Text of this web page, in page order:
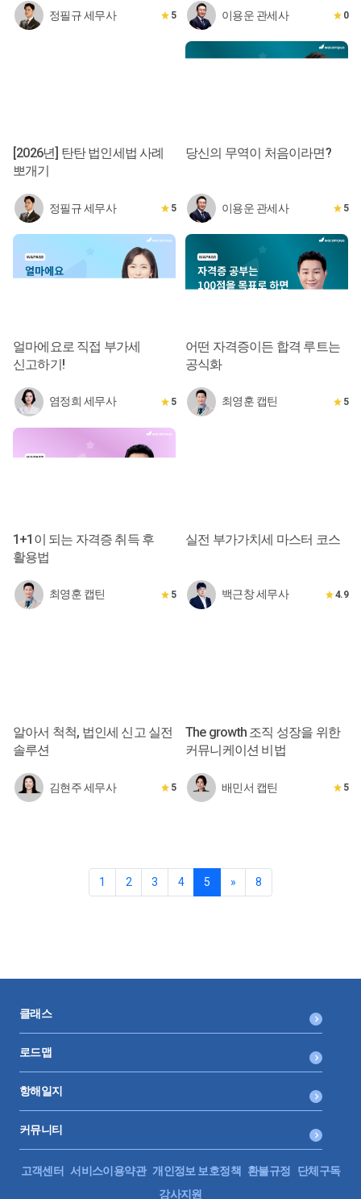
정필규 세무사 5 이용운 관세사 0
[2026년] 탄탄 법인세법 사례
뽀개기
정필규 세무사 5
당신의 무역이 처음이라면?
이용운 관세사 5
얼마에요로 직접 부가세
신고하기!
염정희 세무사 5
어떤 자격증이든 합격 루트는
공식화
최영훈 캡틴 5
1+1이 되는 자격증 취득 후
활용법
최영훈 캡틴 5
실전 부가가치세 마스터 코스
백근창 세무사 4.9
알아서 척척, 법인세 신고 실전
솔루션
김현주 세무사 5
The growth 조직 성장을 위한
커뮤니케이션 비법
배민서 캡틴 5
1 2 3 4 5 » 8
클래스
로드맵
항해일지
커뮤니티
고객센터 서비스이용약관 개인정보 보호정책 환불규정
단체구독
강사지원